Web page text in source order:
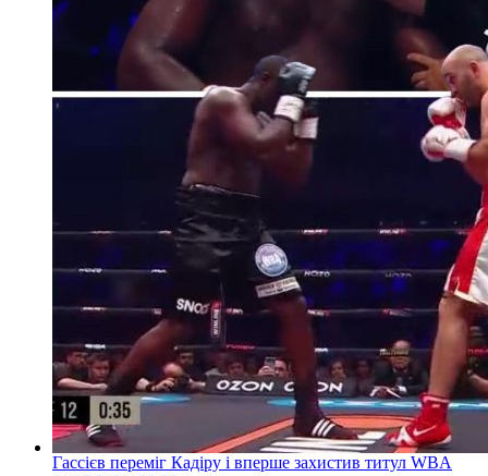
Гассієв переміг Кадіру і вперше захистив титул WBA